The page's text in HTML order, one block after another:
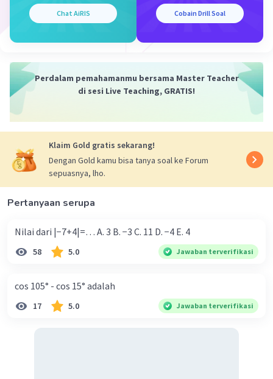
mempelajari sejarah negara kita sendiri, kita dapat
memahami bagaimana identitas bangsa kita terbentuk
nasionalisme dan kebanggaan terhadap negara kita.
3. Menjadi Manusia yang Lebih Bijak: Sejarah sering kali
mengulangi dirinya sendiri. Dengan memahami peristiwa
dan kesalahan masa lalu, kita dapat belajar dari mereka
menghadapi masalah dan konflik.
Contoh: Misalnya, dengan mempelajari sejarah Perang
Dunia II, kita dapat memahami pentingnya perdamaian
dan kerjasama antarnegara. Atau dengan mempelajari
pentingnya demokrasi dan hak asasi manusia.
Kesimpulan:
Jadi, mempelajari sejarah memiliki banyak manfaat
dalam kehidupan sehari-hari, mulai dari menambah
menjadi manusia yang lebih bijak. Semoga penjelasan ini
Chat AiRIS Cobain Drill Soal
Perdalam pemahamanmu bersama Master Teacher
di sesi Live Teaching, GRATIS!
Klaim Gold gratis sekarang!
Dengan Gold kamu bisa tanya soal ke Forum
sepuasnya, lho.
Pertanyaan serupa
Nilai dari |−7+4|=… A. 3 B. −3 C. 11 D. −4 E. 4
58 5.0 Jawaban terverifikasi
cos 105° - cos 15° adalah
17 5.0 Jawaban terverifikasi